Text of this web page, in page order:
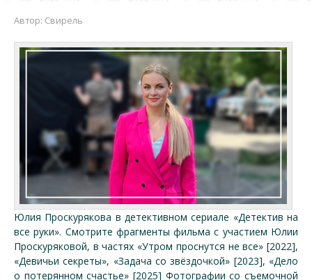
Автор: Свирель
Юлия Проскурякова в детективном сериале «Детектив на
все руки». Смотрите фрагменты фильма с участием Юлии
Проскуряковой, в частях «Утром проснутся не все» [2022],
«Девичьи секреты», «Задача со звёздочкой» [2023], «Дело
о потерянном счастье» [2025] Фотографии со съемочной